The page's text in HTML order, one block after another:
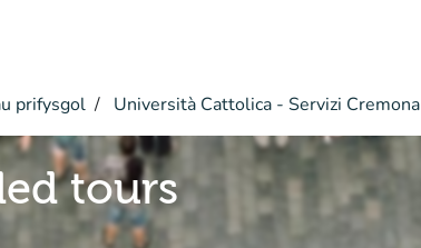
prifysgol Università Cattolica - Servizi Cremona
tours